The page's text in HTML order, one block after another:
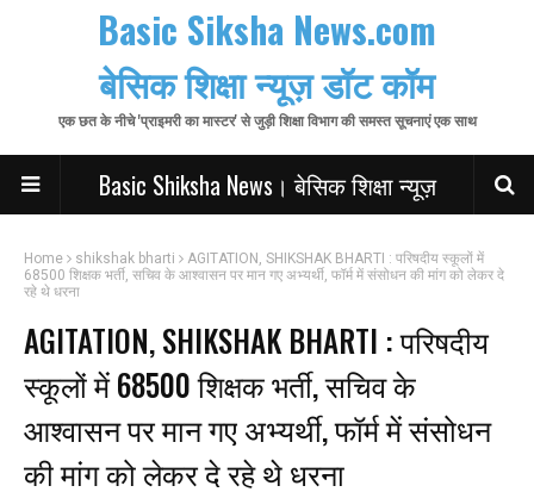
Basic Siksha News.com
बेसिक शिक्षा न्यूज़ डॉट कॉम
एक छत के नीचे 'प्राइमरी का मास्टर' से जुड़ी शिक्षा विभाग की समस्त सूचनाएं एक साथ
Basic Shiksha News। बेसिक शिक्षा न्यूज़
Home shikshak bharti
AGITATION, SHIKSHAK BHARTI : परिषदीय स्कूलों में
68500 शिक्षक भर्ती, सचिव के आश्वासन पर मान गए अभ्यर्थी, फॉर्म में संसोधन की मांग को लेकर दे
रहे थे धरना
AGITATION, SHIKSHAK BHARTI : परिषदीय
स्कूलों में 68500 शिक्षक भर्ती, सचिव के
आश्वासन पर मान गए अभ्यर्थी, फॉर्म में संसोधन
की मांग को लेकर दे रहे थे धरना